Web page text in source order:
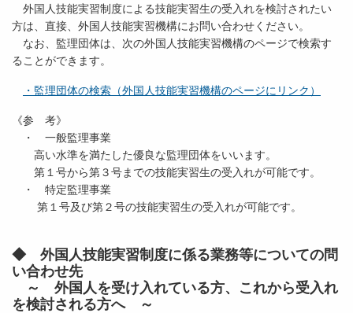
外国人技能実習制度による技能実習生の受入れを検討されたい
方は、直接、外国人技能実習機構にお問い合わせください。
なお、監理団体は、次の外国人技能実習機構のページで検索す
ることができます。
・監理団体の検索（外国人技能実習機構のページにリンク）
《参 考》
・ 一般監理事業
高い水準を満たした優良な監理団体をいいます。
第１号から第３号までの技能実習生の受入れが可能です。
・ 特定監理事業
第１号及び第２号の技能実習生の受入れが可能です。
◆ 外国人技能実習制度に係る業務等についての問
い合わせ先
～ 外国人を受け入れている方、これから受入れ
を検討される方へ ～